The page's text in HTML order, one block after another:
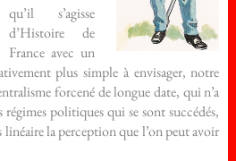
qu’il s’agisse
d’Histoire de
France avec un
plus simple à envisager, notre
forcené de longue date, qui n’a
politiques qui se sont succédés,
la perception que l’on peut avoir